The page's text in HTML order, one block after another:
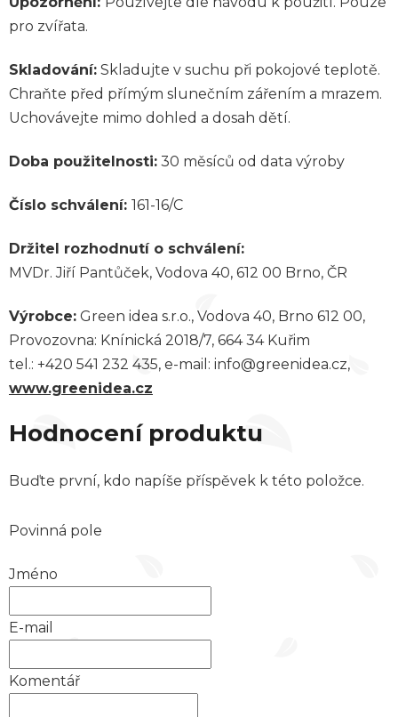
pro zvířata.
Skladování: Skladujte v suchu při pokojové teplotě.
Chraňte před přímým slunečním zářením a mrazem.
Uchovávejte mimo dohled a dosah dětí.
Doba použitelnosti: 30 měsíců od data výroby
Číslo schválení: 161-16/C
Držitel rozhodnutí o schválení:
MVDr. Jiří Pantůček, Vodova 40, 612 00 Brno, ČR
Výrobce: Green idea s.r.o., Vodova 40, Brno 612 00,
Provozovna: Knínická 2018/7, 664 34 Kuřim
tel.: +420 541 232 435, e-mail: info@greenidea.cz,
www.greenidea.cz
Hodnocení produktu
Buďte první, kdo napíše příspěvek k této položce.
Povinná pole
Jméno
E-mail
Komentář